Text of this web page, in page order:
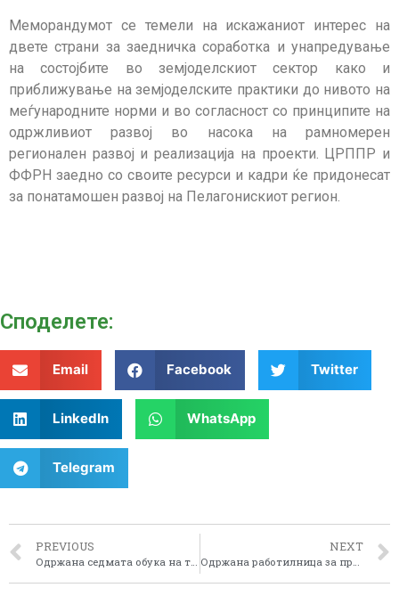
Меморандумот се темели на искажаниот интерес на
двете страни за заедничка соработка и унапредување
на состојбите во земјоделскиот сектор како и
приближување на земјоделските практики до нивото на
меѓународните норми и во согласност со принципите на
одржливиот развој во насока на рамномерен
регионален развој и реализација на проекти. ЦРППР и
ФФРН заедно со своите ресурси и кадри ќе придонесат
за понатамошен развој на Пелагонискиот регион.
Споделeте:
Email Facebook Twitter
LinkedIn WhatsApp
Telegram
PREVIOUS NEXT